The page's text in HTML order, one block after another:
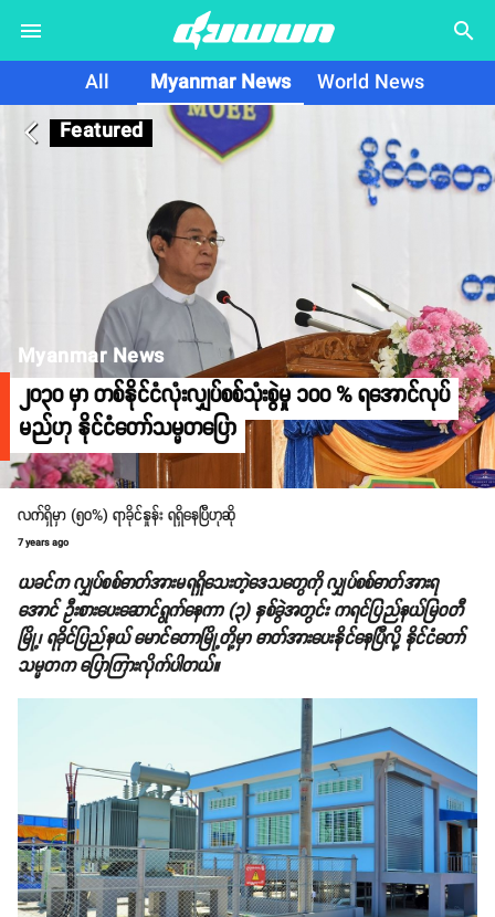
search
All Myanmar News
World News
Featured
arrow_back_ios
Myanmar News
၂၀၃၀ မှာ တစ်နိုင်ငံလုံးလျှပ်စစ်သုံးစွဲမှု ၁၀၀ % ရအောင်လုပ်
မည်ဟု နိုင်ငံတော်သမ္မတပြော
လက်ရှိမှာ (၅၀%) ရာခိုင်နှုန်း ရရှိနေပြီဟုဆို
7 years ago
ယခင်က လျှပ်စစ်ဓာတ်အားမရရှိသေးတဲ့ဒေသတွေကို လျှပ်စစ်ဓာတ်အားရ
အောင် ဦးစားပေးဆောင်ရွက်နေကာ (၃) နှစ်ခွဲအတွင်း ကရင်ပြည်နယ်မြဝတီ
မြို့၊ ရခိုင်ပြည်နယ် မောင်တောမြို့တို့မှာ ဓာတ်အားပေးနိုင်နေပြီလို့ နိုင်ငံတော်
သမ္မတက ပြောကြားလိုက်ပါတယ်။